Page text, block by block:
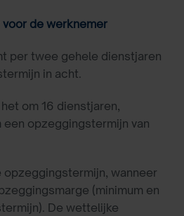
de werknemer
per twee gehele dienstjaren
in acht.
om 16 dienstjaren,
opzeggingstermijn van
wanneer
(minimum en
De wettelijke